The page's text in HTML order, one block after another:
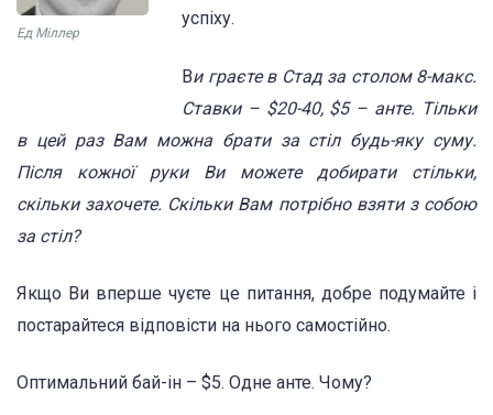
Ед Міллер
успіху.
Ви граєте в Стад за столом 8-макс.
Ставки – $20-40, $5 – анте. Тільки
в цей раз Вам можна брати за стіл будь-яку суму.
Після кожної руки Ви можете добирати стільки,
скільки захочете. Скільки Вам потрібно взяти з собою
за стіл?
Якщо Ви вперше чуєте це питання, добре подумайте і
постарайтеся відповісти на нього самостійно.
Оптимальний бай-ін – $5. Одне анте. Чому?